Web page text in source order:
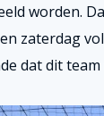
worden.
zaterdag
dat dit